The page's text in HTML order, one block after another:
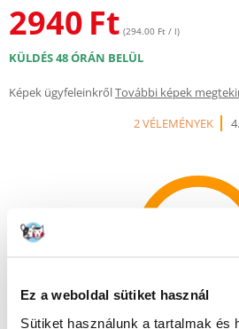
Ez a weboldal sütiket használ
Sütiket használunk a tartalmak és
2940 Ft (294.00 Ft / l)
KÜLDÉS 48 ÓRÁN BELÜL
Képek ügyfeleinkrőlTovábbi képek
2 VÉLEMÉNYEK
100% AZ ÜGYFELEK AJÁNLJÁK